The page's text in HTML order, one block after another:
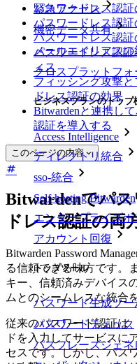
緊急アクセス
機密データ共有
メールエイリアスの
クロスプラットフ
ビジネスプランのトップ
Access Intelligence
ディレクトリ統合
sso-統合
Self-hosting Bitwarden
エンタープライズポ
アカウント回復
トップツール
パスワード生成ツー
パスワードチェック
パスフレーズジェネ
パスワードレス認証
パスワードレス認
パスワードレス認
パスワードレス認
ィス
フィッシング攻撃
ドレス認証の効果
Bitwardenと連携し
認証を導入する
このページの内容
Bitwardenでパ
ドレス認証の両
Bitwarden Password
る信頼できる味方です。
キー、信頼済みデバイス
ムとのシームレスな統合
従来のパスワード認証は
ドを入力してサービスに
セスです。しかし、パス